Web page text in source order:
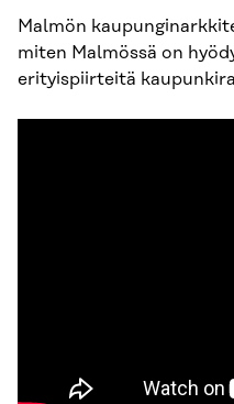
Malmön
miten Malmössä on
erityispiirteitä